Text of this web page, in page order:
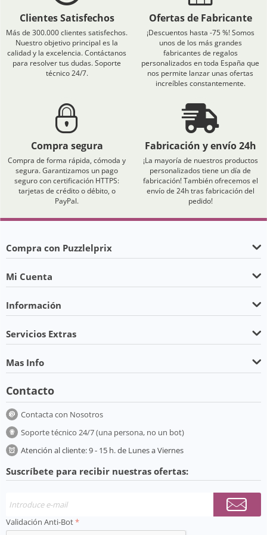
Clientes Satisfechos
Más de 300.000 clientes satisfechos.
Nuestro objetivo principal es la
calidad y la excelencia. Contáctanos
para resolver tus dudas. Soporte
técnico 24/7.
Ofertas de Fabricante
¡Descuentos hasta -75 %! Somos
unos de los más grandes
fabricantes de regalos
personalizados en toda España que
nos permite lanzar unas ofertas
increíbles constantemente.
Compra segura
Compra de forma rápida, cómoda y
segura. Garantizamos un pago
seguro con certificación HTTPS:
tarjetas de crédito o débito, o
PayPal.
Fabricación y envío 24h
¡La mayoría de nuestros productos
personalizados tiene un día de
fabricación! También ofrecemos el
envío de 24h tras fabricación del
pedido!
Compra con Puzzlelprix
Mi Cuenta
Información
Servicios Extras
Mas Info
Contacto
Contacta con Nosotros
Soporte técnico 24/7 (una persona, no un bot)
Atención al cliente: 9 - 15 h. de Lunes a Viernes
Suscríbete para recibir nuestras ofertas:
Validación Anti-Bot